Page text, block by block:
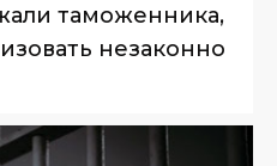
таможенника,
незаконно